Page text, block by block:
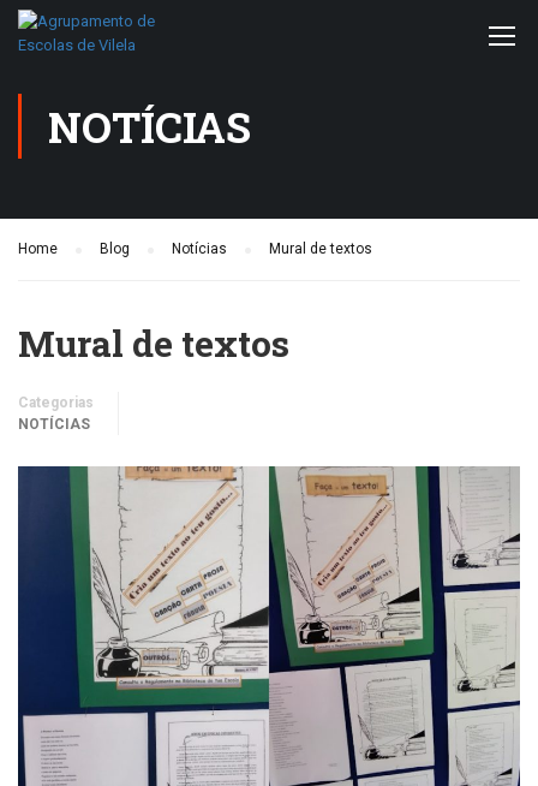
NOTÍCIAS
Home Blog Notícias Mural de textos
Mural de textos
Categorias
NOTÍCIAS